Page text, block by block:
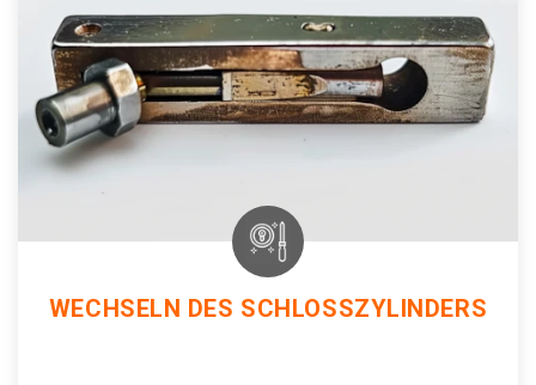
WECHSELN DES SCHLOSSZYLINDERS